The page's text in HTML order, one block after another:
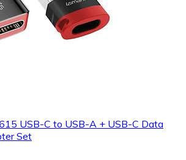
USB-C to USB-A + USB-C Data
Set